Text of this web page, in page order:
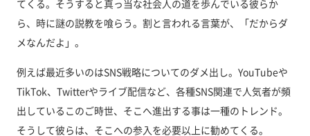
てくる。そうすると真っ当な社会人の道を歩んでいる彼らか
ら、時に謎の説教を喰らう。割と言われる言葉が、「だからダ
メなんだよ」。
例えば最近多いのはSNS戦略についてのダメ出し。YouTubeや
TikTok、Twitterやライブ配信など、各種SNS関連で人気者が頻
出しているこのご時世、そこへ進出する事は一種のトレンド。
そうして彼らは、そこへの参入を必要以上に勧めてくる。